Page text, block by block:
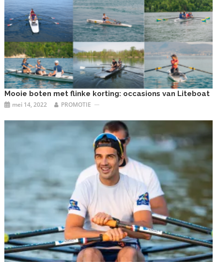
Mooie boten met flinke korting: occasions van Liteboat
mei 14, 2022 PROMOTIE